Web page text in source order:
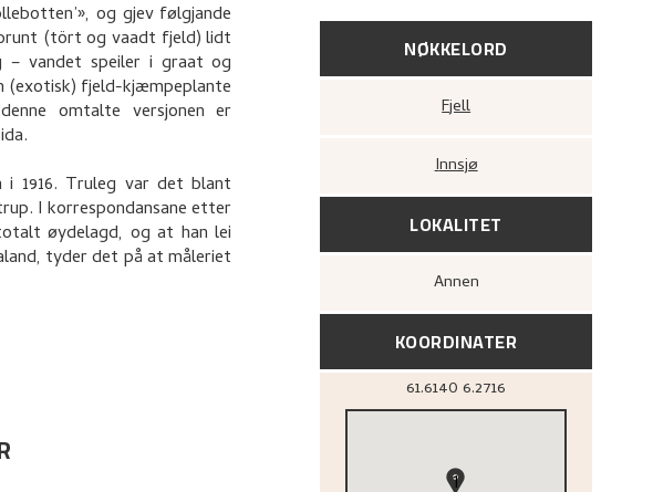
og gjev følgjande
(tört og vaadt fjeld) lidt
– vandet speiler i graat og
(exotisk) fjeld-kjæmpeplante
omtalte versjonen er
1916. Truleg var det blant
I korrespondansane etter
øydelagd, og at han lei
tyder det på at måleriet
NØKKELORD
Fjell
Innsjø
LOKALITET
Annen
KOORDINATER
61.6140 6.2716
1